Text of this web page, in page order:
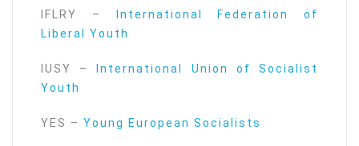
IFLRY –
International Federation of
Liberal Youth
IUSY –
International Union of Socialist
Youth
YES – Young European Socialists